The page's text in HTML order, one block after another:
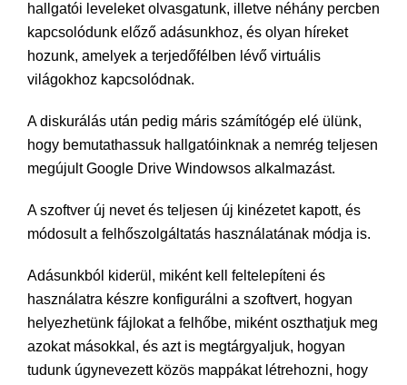
hallgatói leveleket olvasgatunk, illetve néhány percben
kapcsolódunk előző adásunkhoz, és olyan híreket
hozunk, amelyek a terjedőfélben lévő virtuális
világokhoz kapcsolódnak.
A diskurálás után pedig máris számítógép elé ülünk,
hogy bemutathassuk hallgatóinknak a nemrég teljesen
megújult Google Drive Windowsos alkalmazást.
A szoftver új nevet és teljesen új kinézetet kapott, és
módosult a felhőszolgáltatás használatának módja is.
Adásunkból kiderül, miként kell feltelepíteni és
használatra készre konfigurálni a szoftvert, hogyan
helyezhetünk fájlokat a felhőbe, miként oszthatjuk meg
azokat másokkal, és azt is megtárgyaljuk, hogyan
tudunk úgynevezett közös mappákat létrehozni, hogy